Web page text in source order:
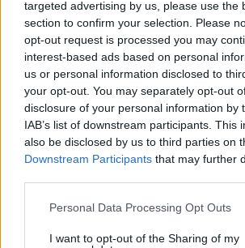
targeted advertising by us, please use the
section to confirm your selection. Please
opt-out request is processed you may
interest-based ads based on personal
us or personal information disclosed to
your opt-out. You may separately opt-out
disclosure of your personal information by
IAB’s list of downstream participants. This
also be disclosed by us to third parties on
Downstream Participants that may further
Please note that this website/app uses one
not limited to your visit or usage behaviour.
Personal Data Processing Opt Outs
I want to opt-out of the Sharing of my
ΣΧΌΛΙΟ *
Απομένουν2500χαρακτήρες